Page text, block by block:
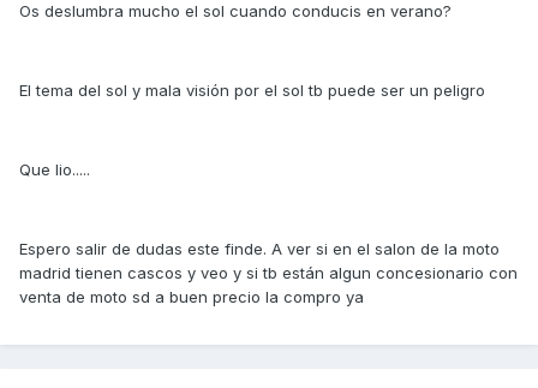
Os deslumbra mucho el sol cuando conducis en verano?
El tema del sol y mala visión por el sol tb puede ser un peligro
Que lio.....
Espero salir de dudas este finde. A ver si en el salon de la moto
madrid tienen cascos y veo y si tb están algun concesionario con
venta de moto sd a buen precio la compro ya